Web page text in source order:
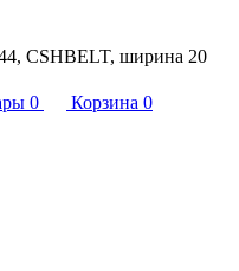
CSHBELT, ширина 20
0 Корзина 0